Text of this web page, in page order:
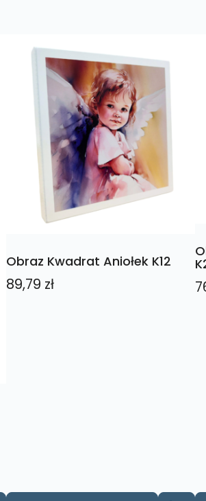
Obraz Kwadrat Aniołek K12
89,79 zł